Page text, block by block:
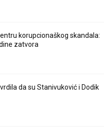
korupcionaškog skandala:
zatvora
da su Stanivuković i Dodik